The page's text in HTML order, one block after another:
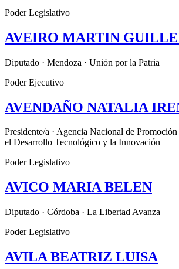
Poder Legislativo
AVEIRO MARTIN
Diputado · Mendoza · Unión por la Patria
Poder Ejecutivo
AVENDAÑO NATALIA
Presidente/a · Agencia Nacional de
el Desarrollo Tecnológico y la Innovación
Poder Legislativo
AVICO MARIA BELEN
Diputado · Córdoba · La Libertad Avanza
Poder Legislativo
AVILA BEATRIZ LUISA